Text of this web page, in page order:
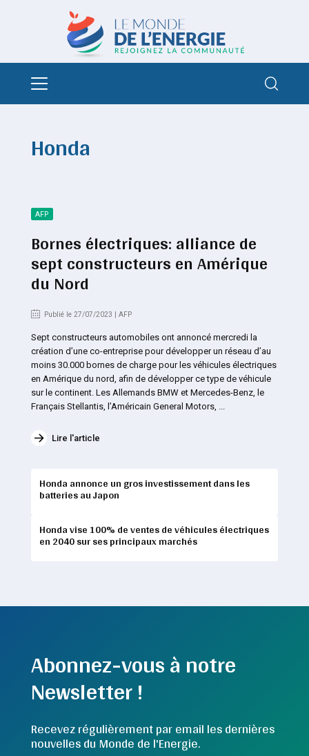
Honda
AFP
Bornes électriques: alliance de
sept constructeurs en Amérique
du Nord
Publié le 27/07/2023 | AFP
Sept constructeurs automobiles ont annoncé mercredi la
création d’une co-entreprise pour développer un réseau d’au
moins 30.000 bornes de charge pour les véhicules électriques
en Amérique du nord, afin de développer ce type de véhicule
sur le continent. Les Allemands BMW et Mercedes-Benz, le
Français Stellantis, l’Américain General Motors, ...
Lire l'article
Honda annonce un gros investissement dans les
batteries au Japon
Honda vise 100% de ventes de véhicules électriques
en 2040 sur ses principaux marchés
Abonnez-vous à notre
Newsletter !
Recevez régulièrement par email les dernières
nouvelles du Monde de l'Energie.